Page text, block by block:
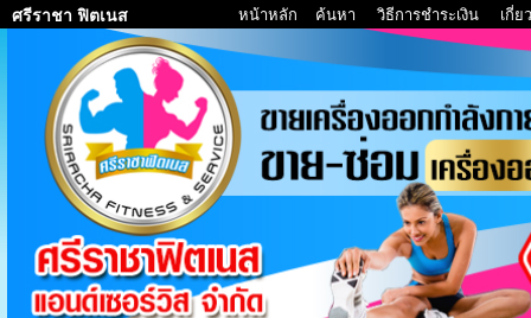
ศรีราชา ฟิตเนส หน้าหลัก ค้นหา วิธีการชำระเงิน เกี่ย